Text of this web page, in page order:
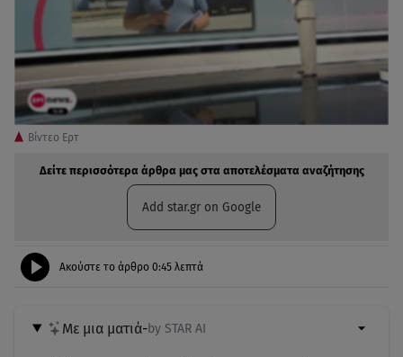
Βίντεο Ερτ
Δείτε περισσότερα άρθρα μας στα αποτελέσματα αναζήτησης
Add star.gr on Google
Ακούστε το άρθρο 0:45 λεπτά
Με μια ματιά-by STAR AI